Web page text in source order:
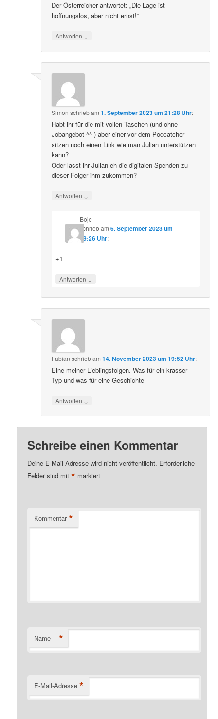
Der Österreicher antwortet: „Die Lage ist
hoffnungslos, aber nicht ernst!“
Antworten ↓
Simon schriebam1. September 2023 um 21:28 Uhr:
Habt ihr für die mit vollen Taschen (und ohne
Jobangebot ^^ ) aber einer vor dem Podcatcher
sitzen noch einen Link wie man Julian unterstützen
kann?
Oder lasst ihr Julian eh die digitalen Spenden zu
dieser Folger ihm zukommen?
Antworten ↓
Boje
schriebam 6. September 2023 um
09:26 Uhr:
+1
Antworten ↓
Fabian schriebam14. November 2023 um 19:52 Uhr:
Eine meiner Lieblingsfolgen. Was für ein krasser
Typ und was für eine Geschichte!
Antworten ↓
Schreibe einen Kommentar
Deine E-Mail-Adresse wird nicht veröffentlicht. Erforderliche
Felder sind mit* markiert
Kommentar *
Name *
E-Mail-Adresse *